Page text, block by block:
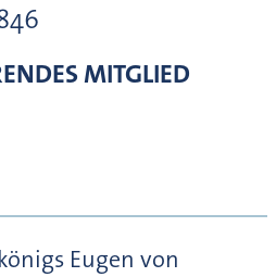
MITGLIED
Eugen von